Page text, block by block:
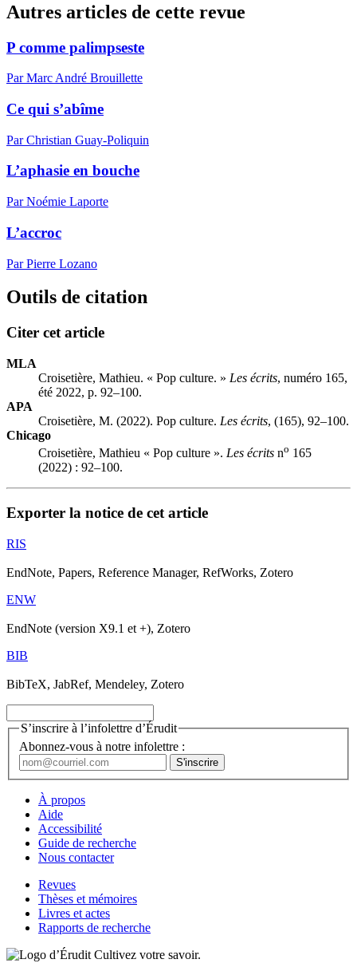
Autres articles de cette revue
P comme palimpseste
Par Marc André Brouillette
Ce qui s’abîme
Par Christian Guay-Poliquin
L’aphasie en bouche
Par Noémie Laporte
L’accroc
Par Pierre Lozano
Outils de citation
Citer cet article
MLA
Croisetière, Mathieu. « Pop culture. » Les écrits, numéro 165,
été 2022, p. 92–100.
APA
Croisetière, M. (2022). Pop culture. Les écrits, (165), 92–100.
Chicago
Croisetière, Mathieu « Pop culture ». Les écrits no 165
(2022) : 92–100.
Exporter la notice de cet article
RIS
EndNote, Papers, Reference Manager, RefWorks, Zotero
ENW
EndNote (version X9.1 et +), Zotero
BIB
BibTeX, JabRef, Mendeley, Zotero
S’inscrire à l’infolettre d’Érudit
Abonnez-vous à notre infolettre :
À propos
Aide
Accessibilité
Guide de recherche
Nous contacter
Revues
Thèses et mémoires
Livres et actes
Rapports de recherche
Cultivez votre savoir.